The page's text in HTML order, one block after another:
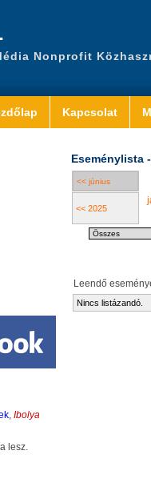
Nonprofit
Kapcsolat
, Ibolya
lesz.
Eseménylista
<< június
<< 2025
Leendő
Nincs listázandó.